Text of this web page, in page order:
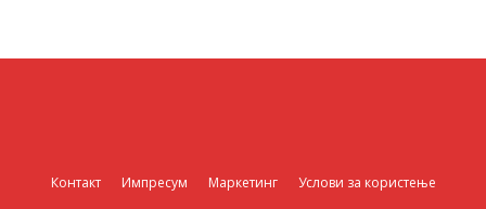
Контакт Импресум Маркетинг Услови за користење